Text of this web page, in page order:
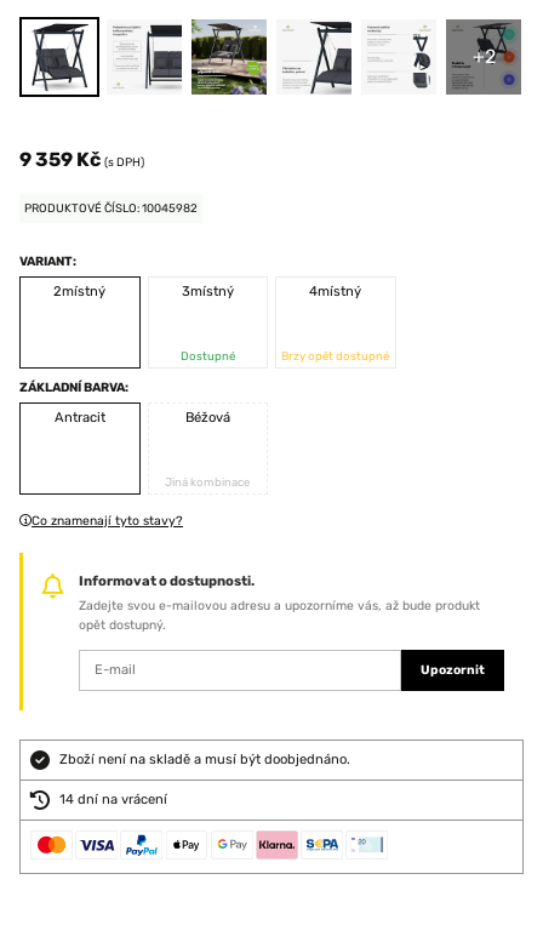
+2
9 359 Kč (s DPH)
PRODUKTOVÉ ČÍSLO: 10045982
VARIANT:
2místný
3místný
Dostupné
4místný
Brzy opět dostupné
ZÁKLADNÍ BARVA:
Antracit
Béžová
Jiná kombinace
Co znamenají tyto stavy?
Informovat o dostupnosti.
Zadejte svou e-mailovou adresu a upozorníme vás, až bude produkt
opět dostupný.
Upozornit
Zboží není na skladě a musí být doobjednáno.
14 dní na vrácení